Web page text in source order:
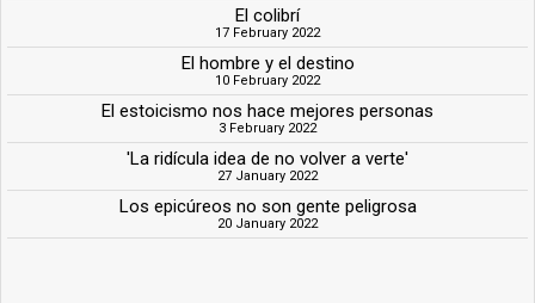
El colibrí
17 February 2022
El hombre y el destino
10 February 2022
El estoicismo nos hace mejores personas
3 February 2022
'La ridícula idea de no volver a verte'
27 January 2022
Los epicúreos no son gente peligrosa
20 January 2022